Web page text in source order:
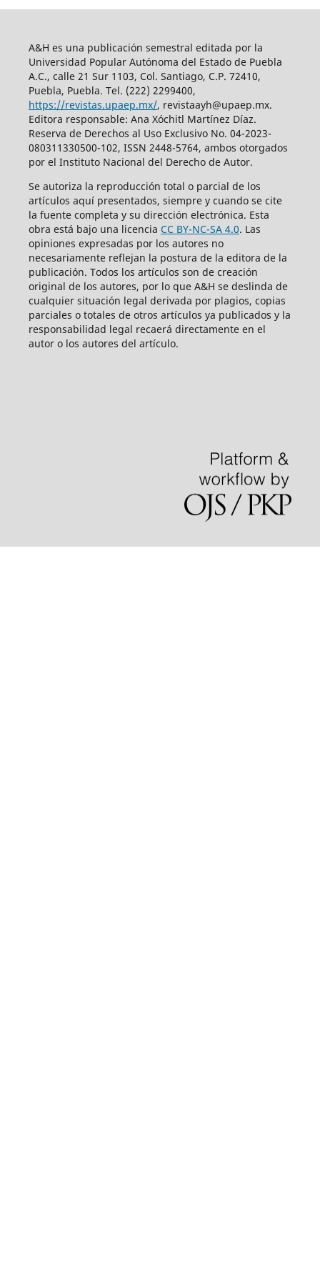
A&H es una publicación semestral editada por la
Universidad Popular Autónoma del Estado de Puebla
A.C., calle 21 Sur 1103, Col. Santiago, C.P. 72410,
Puebla, Puebla. Tel. (222) 2299400,
https://revistas.upaep.mx/, revistaayh@upaep.mx.
Editora responsable: Ana Xóchitl Martínez Díaz.
Reserva de Derechos al Uso Exclusivo No. 04-2023-
080311330500-102, ISSN 2448-5764, ambos otorgados
por el Instituto Nacional del Derecho de Autor.
Se autoriza la reproducción total o parcial de los
artículos aquí­ presentados, siempre y cuando se cite
la fuente completa y su dirección electrónica. Esta
obra está bajo una licencia CC BY-NC-SA 4.0. Las
opiniones expresadas por los autores no
necesariamente reflejan la postura de la editora de la
publicación. Todos los artículos son de creación
original de los autores, por lo que A&H se deslinda de
cualquier situación legal derivada por plagios, copias
parciales o totales de otros artículos ya publicados y la
responsabilidad legal recaerá directamente en el
autor o los autores del artículo.